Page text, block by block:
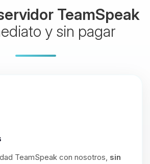
TeamSpeak
y sin pagar
TeamSpeak con nosotros, sin